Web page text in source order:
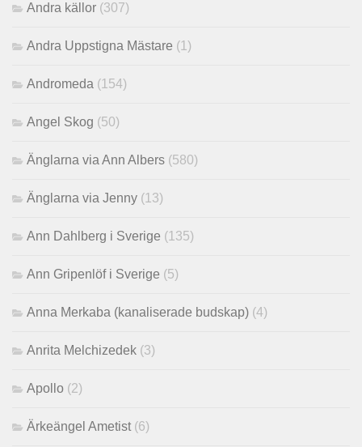
Andra källor (307)
Andra Uppstigna Mästare (1)
Andromeda (154)
Angel Skog (50)
Änglarna via Ann Albers (580)
Änglarna via Jenny (13)
Ann Dahlberg i Sverige (135)
Ann Gripenlöf i Sverige (5)
Anna Merkaba (kanaliserade budskap) (4)
Anrita Melchizedek (3)
Apollo (2)
Ärkeängel Ametist (6)